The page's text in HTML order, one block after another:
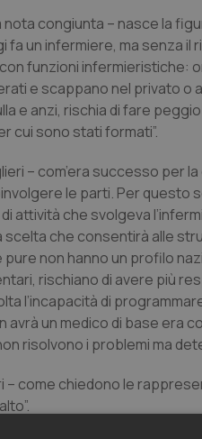
congiunta – nasce la
un infermiere, ma senza il
funzioni infermieristiche:
e scappano nel privato o
e anzi, rischia di fare
cui sono stati formati”.
– com’era successo per
le parti. Per questo
attività che svolgeva
scelta che consentirà alle
non hanno un profilo
rischiano di avere più
l’incapacità di
un medico di base era
risolvono i problemi ma
– come chiedono le